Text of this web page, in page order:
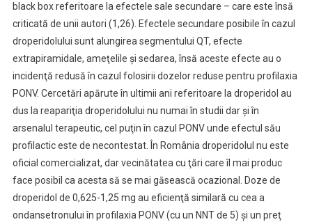
black box referitoare la efectele sale secundare – care este însă
criticată de unii autori (1,26). Efectele secundare posibile în cazul
droperidolului sunt alungirea segmentului QT, efecte
extrapiramidale, ameţelile şi sedarea, însă aceste efecte au o
incidenţă redusă în cazul folosirii dozelor reduse pentru profilaxia
PONV. Cercetări apărute în ultimii ani referitoare la droperidol au
dus la reapariţia droperidolului nu numai în studii dar şi în
arsenalul terapeutic, cel puţin în cazul PONV unde efectul său
profilactic este de necontestat. În România droperidolul nu este
oficial comercializat, dar vecinătatea cu ţări care îl mai produc
face posibil ca acesta să se mai găsească ocazional. Doze de
droperidol de 0,625-1,25 mg au eficienţă similară cu cea a
ondansetronului în profilaxia PONV (cu un NNT de 5) şi un preţ